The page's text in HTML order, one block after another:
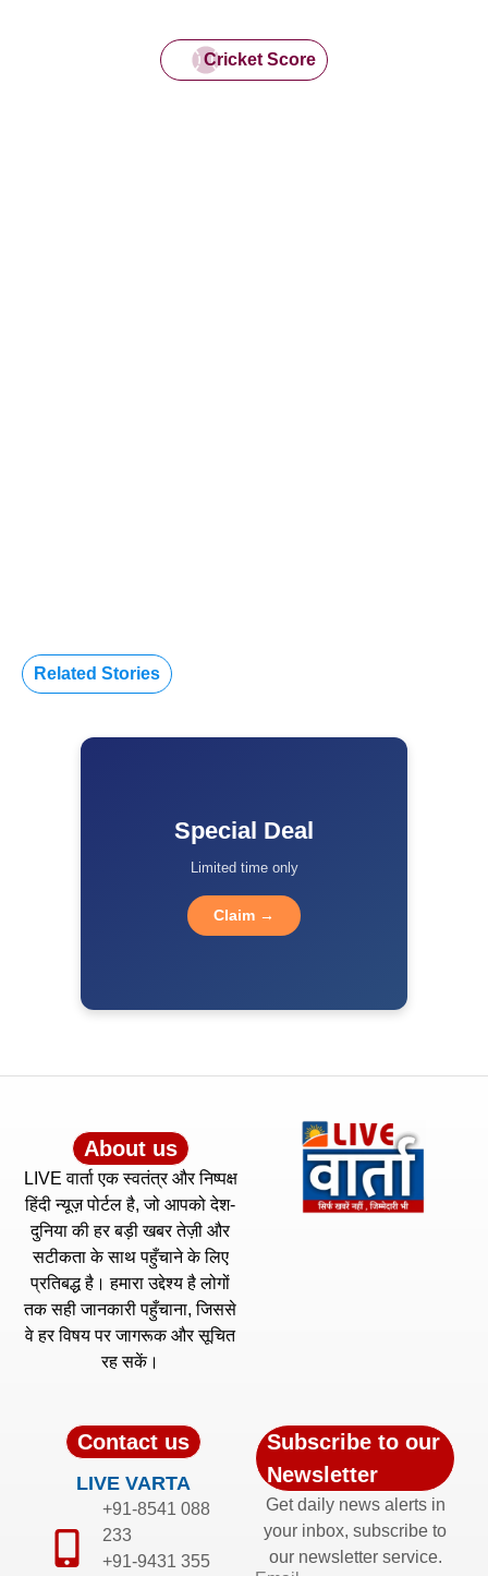
Cricket Score
Related Stories
Special Deal
Limited time only
Claim →
About us
LIVE वार्ता एक स्वतंत्र और निष्पक्ष
हिंदी न्यूज़ पोर्टल है, जो आपको देश-
दुनिया की हर बड़ी खबर तेज़ी और
सटीकता के साथ पहुँचाने के लिए
प्रतिबद्ध है। हमारा उद्देश्य है लोगों
तक सही जानकारी पहुँचाना, जिससे
वे हर विषय पर जागरूक और सूचित
रह सकें।
Contact us
LIVE VARTA
+91-8541 088
233
+91-9431 355
Subscribe to our
Newsletter
Get daily news alerts in
your inbox, subscribe to
our newsletter service.